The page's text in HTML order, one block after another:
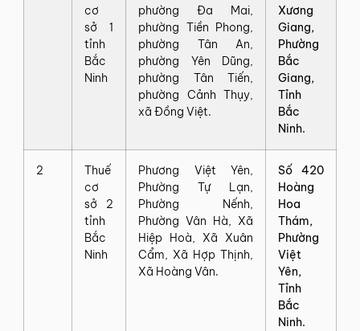
cơ
sở 1
tỉnh
Bắc
Ninh
phường Đa Mai,
phường Tiền Phong,
phường Tân An,
phường Yên Dũng,
phường Tân Tiến,
phường Cảnh Thụy,
xã Đồng Việt.
Xương
Giang,
Phường
Bắc
Giang,
Tỉnh
Bắc
Ninh.
2
Thuế
cơ
sở 2
tỉnh
Bắc
Ninh
Phương Việt Yên,
Phường Tự Lạn,
Phường Nếnh,
Phường Vân Hà, Xã
Hiệp Hoà, Xã Xuân
Cẩm, Xã Hợp Thịnh,
Xã Hoàng Vân.
Số 420
Hoàng
Hoa
Thám,
Phường
Việt
Yên,
Tỉnh
Bắc
Ninh.